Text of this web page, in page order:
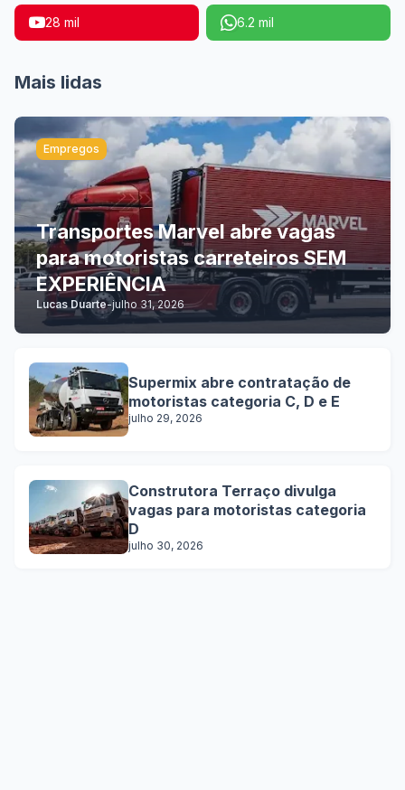
28 mil 6.2 mil
Mais lidas
Empregos
Transportes Marvel abre vagas
para motoristas carreteiros SEM
EXPERIÊNCIA
Lucas Duarte-julho 31, 2026
Supermix abre contratação de
motoristas categoria C, D e E
julho 29, 2026
Construtora Terraço divulga
vagas para motoristas categoria
D
julho 30, 2026